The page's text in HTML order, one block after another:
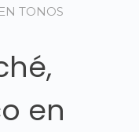
TONOS
en